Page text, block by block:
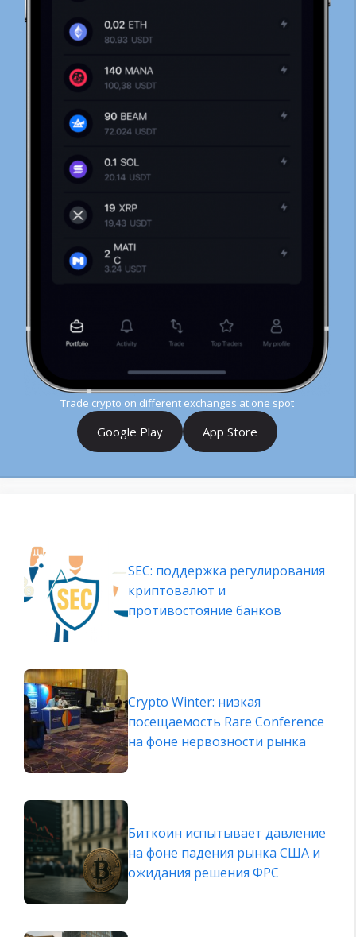
Trade crypto on different exchanges at one spot
Google Play App Store
SEC: поддержка регулирования
криптовалют и
противостояние банков
Crypto Winter: низкая
посещаемость Rare Conference
на фоне нервозности рынка
Биткоин испытывает давление
на фоне падения рынка США и
ожидания решения ФРС